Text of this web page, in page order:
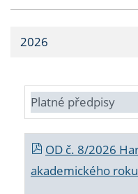
2026
Platné předpisy
OD č. 8/2026
akademického